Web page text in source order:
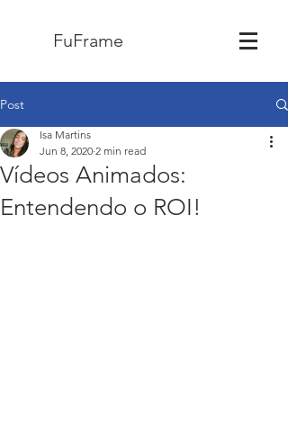
FuFrame
Post
Vídeos Animados:
Entendendo o ROI!
Isa Martins
Jun 8, 2020 2 min read